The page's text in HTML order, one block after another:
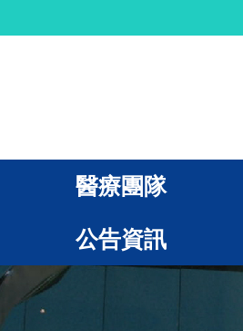
醫療團隊
公告資訊